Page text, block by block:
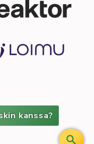
kanssa?